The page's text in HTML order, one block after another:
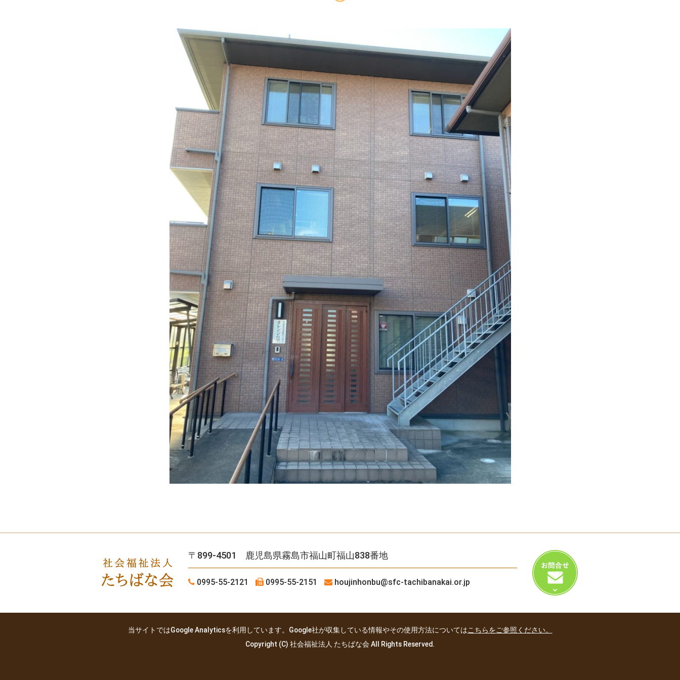
〒899-4501 鹿児島県霧島市福山町福山838番地
0995-55-2121 0995-55-2151 houjinhonbu@sfc-tachibanakai.or.jp
当サイトではGoogle Analyticsを利用しています。Google社が収集している情報やその使用方法についてはこちらをご参照ください。
Copyright (C) 社会福祉法人 たちばな会 All Rights Reserved.